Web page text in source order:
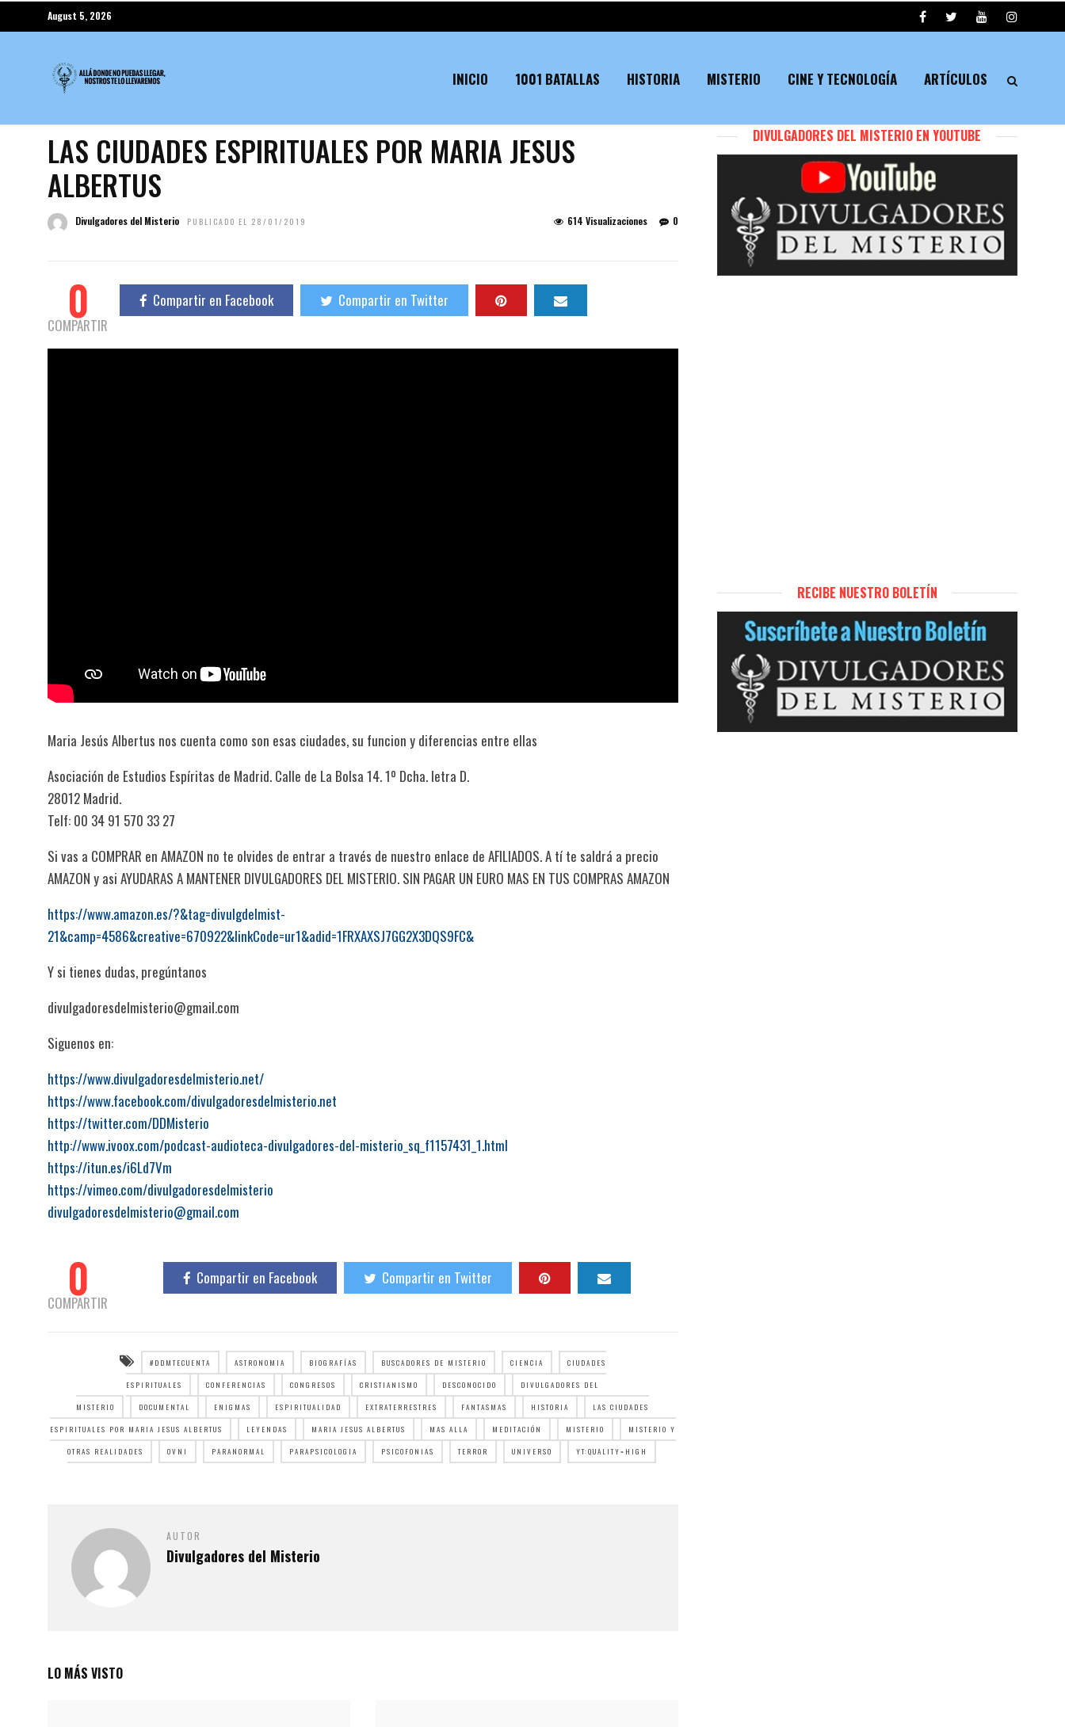
August 5, 2026
INICIO 1001 BATALLAS HISTORIA MISTERIO CINE Y TECNOLOGÍA ARTÍCULOS
LAS CIUDADES ESPIRITUALES POR MARIA JESUS
ALBERTUS
Divulgadores del Misterio PUBLICADO EL 28/01/2019 0
614 Visualizaciones
0
COMPARTIR
Compartir en Facebook Compartir en Twitter
Maria Jesús Albertus nos cuenta como son esas ciudades, su funcion y diferencias entre ellas
Asociación de Estudios Espíritas de Madrid. Calle de La Bolsa 14. 1º Dcha. letra D.
28012 Madrid.
Telf: 00 34 91 570 33 27
Si vas a COMPRAR en AMAZON no te olvides de entrar a través de nuestro enlace de AFILIADOS. A tí te saldrá a precio
AMAZON y asi AYUDARAS A MANTENER DIVULGADORES DEL MISTERIO. SIN PAGAR UN EURO MAS EN TUS COMPRAS AMAZON
https://www.amazon.es/?&tag=divulgdelmist-
21&camp=4586&creative=670922&linkCode=ur1&adid=1FRXAXSJ7GG2X3DQS9FC&
Y si tienes dudas, pregúntanos
divulgadoresdelmisterio@gmail.com
Siguenos en:
https://www.divulgadoresdelmisterio.net/
https://www.facebook.com/divulgadoresdelmisterio.net
https://twitter.com/DDMisterio
http://www.ivoox.com/podcast-audioteca-divulgadores-del-misterio_sq_f1157431_1.html
https://itun.es/i6Ld7Vm
https://vimeo.com/divulgadoresdelmisterio
divulgadoresdelmisterio@gmail.com
0
COMPARTIR
Compartir en Facebook Compartir en Twitter
#DDMTECUENTA ASTRONOMIA BIOGRAFÍAS BUSCADORES DE MISTERIO CIENCIA
CIUDADES
ESPIRITUALES
CONFERENCIAS CONGRESOS CRISTIANISMO DESCONOCIDO
DIVULGADORES DEL
MISTERIO
DOCUMENTAL ENIGMAS ESPIRITUALIDAD EXTRATERRESTRES FANTASMAS HISTORIA
LAS CIUDADES
ESPIRITUALES POR MARIA JESUS ALBERTUS
LEYENDAS MARIA JESUS ALBERTUS MAS ALLA MEDITACIÓN MISTERIO
MISTERIO Y
OTRAS REALIDADES
OVNI PARANORMAL PARAPSICOLOGIA PSICOFONIAS TERROR UNIVERSO YT:QUALITY=HIGH
AUTOR
Divulgadores del Misterio
LO MÁS VISTO
DIVULGADORES DEL MISTERIO EN YOUTUBE
RECIBE NUESTRO BOLETÍN